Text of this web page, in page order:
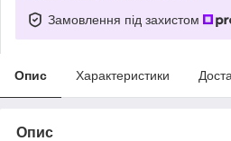
Замовлення під захистом
Опис Характеристики
Опис